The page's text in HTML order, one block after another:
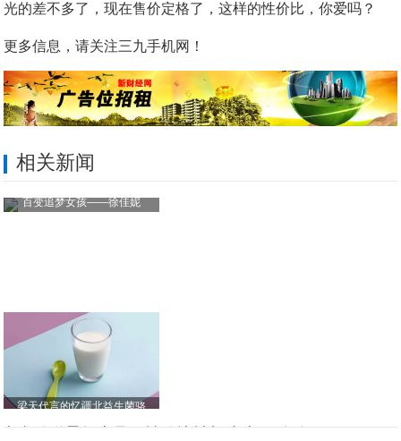
光的差不多了，现在售价定格了，这样的性价比，你爱吗？
更多信息，请关注三九手机网！
相关新闻
百变追梦女孩——徐佳妮
梁天代言的忆疆北益生菌骆